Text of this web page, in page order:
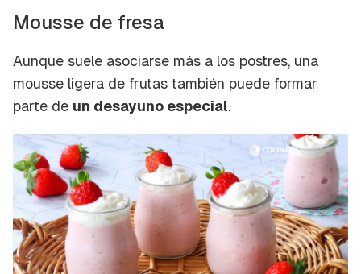
Mousse de fresa
Aunque suele asociarse más a los postres, una
mousse ligera de frutas también puede formar
parte de un desayuno especial.